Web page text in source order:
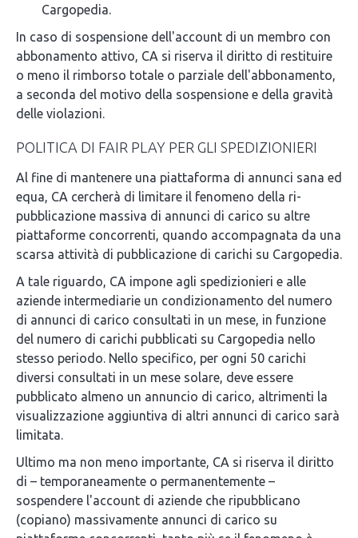
Cargopedia.
In caso di sospensione dell'account di un membro con
abbonamento attivo, CA si riserva il diritto di restituire
o meno il rimborso totale o parziale dell'abbonamento,
a seconda del motivo della sospensione e della gravità
delle violazioni.
POLITICA DI FAIR PLAY PER GLI SPEDIZIONIERI
Al fine di mantenere una piattaforma di annunci sana ed
equa, CA cercherà di limitare il fenomeno della ri-
pubblicazione massiva di annunci di carico su altre
piattaforme concorrenti, quando accompagnata da una
scarsa attività di pubblicazione di carichi su Cargopedia.
A tale riguardo, CA impone agli spedizionieri e alle
aziende intermediarie un condizionamento del numero
di annunci di carico consultati in un mese, in funzione
del numero di carichi pubblicati su Cargopedia nello
stesso periodo. Nello specifico, per ogni 50 carichi
diversi consultati in un mese solare, deve essere
pubblicato almeno un annuncio di carico, altrimenti la
visualizzazione aggiuntiva di altri annunci di carico sarà
limitata.
Ultimo ma non meno importante, CA si riserva il diritto
di – temporaneamente o permanentemente –
sospendere l'account di aziende che ripubblicano
(copiano) massivamente annunci di carico su